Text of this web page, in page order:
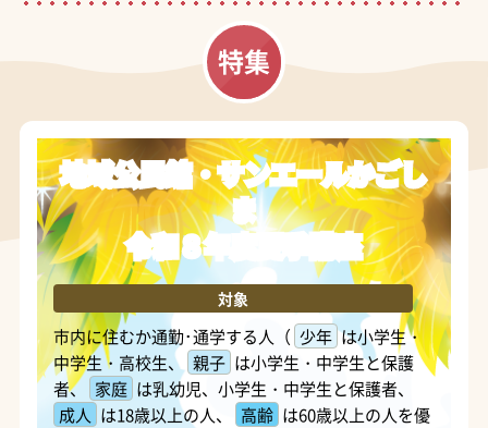
地域公民館・サンエールかごし
ま
令和８年度夏季講座
対象
市内に住むか通勤･通学する人（ 少年 は小学生・
中学生・高校生、 親子 は小学生・中学生と保護
者、
家庭 は乳幼児、小学生・中学生と保護者、
成人 は18歳以上の人、 高齢 は60歳以上の人を優